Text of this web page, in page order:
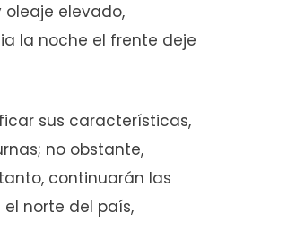
elevado,
la noche el frente deje
sus características,
no obstante,
continuarán las
norte del país,